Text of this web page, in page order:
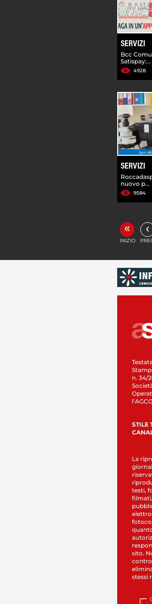
SERVIZI
Bcc
Satispay:...
4928
SERVIZI
nuovo p...
9584
«
INIZIO
‹
n. 34/
STILE
La
testi,
sito.
stessi